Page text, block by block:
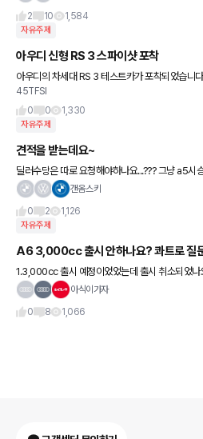
2
10 1,584
자유주제
아우디 신형 RS 3 스파이샷 포착
45TFSI
0
0 1,330
자유주제
견적을 받는데요~
딜러수당은 따로 요청해야하나요...??? 그냥 a5시승을 했는데 딜러분이 5500이라고말
씀해즈시네요 이게 최대맞나요??
갠옴스키
0
2 1,126
자유주제
A6 3,000cc 출시 안하나요? 콰트로 질
1.3,000cc 출시 예정이었었는데 출시 취소되었
아니라 전자식 콰트로로 평소 전륜이었다가 필요
아식이가자
0
8 1,066